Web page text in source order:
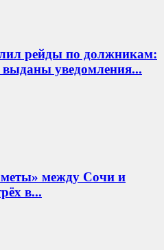
рейды по должникам:
уведомления...
между Сочи и
в...